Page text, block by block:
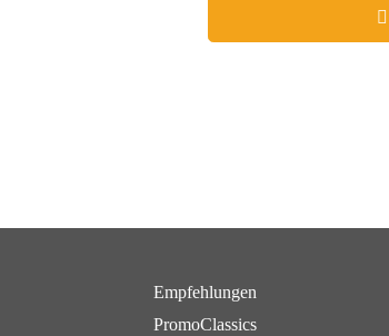
Empfehlungen
PromoClassics